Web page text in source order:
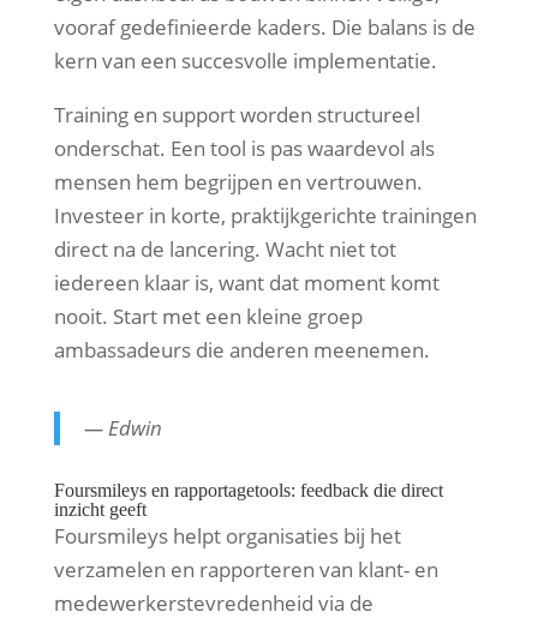
vooraf gedefinieerde kaders. Die balans is de
kern van een succesvolle implementatie.
Training en support worden structureel
onderschat. Een tool is pas waardevol als
mensen hem begrijpen en vertrouwen.
Investeer in korte, praktijkgerichte trainingen
direct na de lancering. Wacht niet tot
iedereen klaar is, want dat moment komt
nooit. Start met een kleine groep
ambassadeurs die anderen meenemen.
— Edwin
Foursmileys en rapportagetools: feedback die direct
inzicht geeft
Foursmileys helpt organisaties bij het
verzamelen en rapporteren van klant- en
medewerkerstevredenheid via de